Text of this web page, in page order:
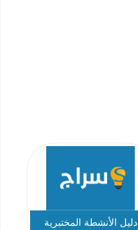
دليل الأنشطة المختبرية